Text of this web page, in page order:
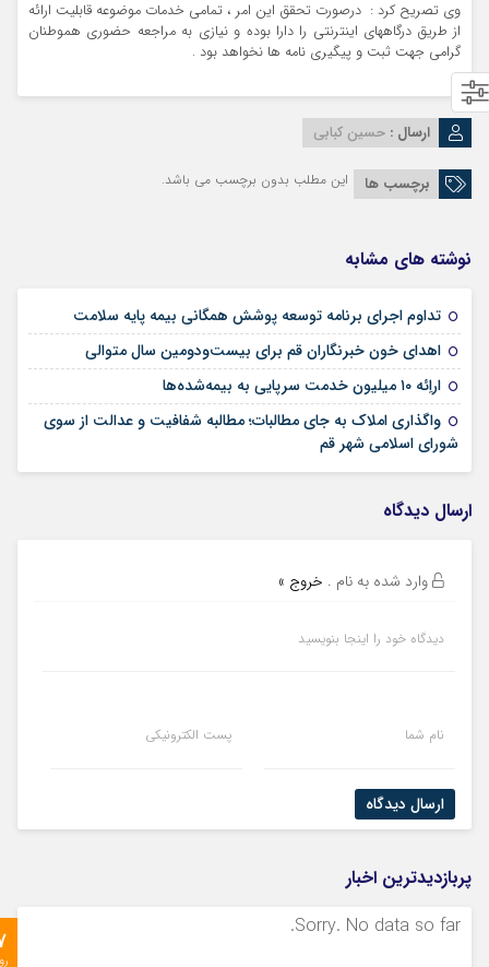
وی تصریح کرد : درصورت تحقق این امر ، تمامی خدمات موضوعه قابلیت ارائه
از طریق درگاههای اینترنتی را دارا بوده و نیازی به مراجعه حضوری هموطنان
گرامی جهت ثبت و پیگیری نامه ها نخواهد بود .
ارسال : حسین کبابی
برچسب ها این مطلب بدون برچسب می باشد.
نوشته های مشابه
تداوم اجرای برنامه توسعه پوشش همگانی بیمه پایه سلامت
اهدای خون خبرنگاران قم برای بیست‌ودومین سال متوالی
اراِئه ۱۰ میلیون خدمت سرپایی به بیمه‌شده‌ها
واگذاری املاک به جای مطالبات؛ مطالبه شفافیت و عدالت از سوی
شورای اسلامی شهر قم
ارسال دیدگاه
وارد شده به نام . خروج »
دیدگاه خود را اینجا بنویسید
نام شما پست الکترونیکی
ارسال دیدگاه
پربازدیدترین اخبار
Sorry. No data so far.